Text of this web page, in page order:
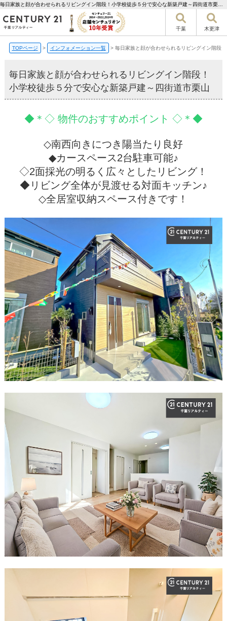
千葉 木更津
TOPページ > インフォメーション一覧 > 毎日家族と顔が合わせられるリビングイン階段
毎日家族と顔が合わせられるリビングイン階段！
小学校徒歩５分で安心な新築戸建～四街道市栗山
◆＊◇ 物件のおすすめポイント ◇＊◆
◇南西向きにつき陽当たり良好
◆カースペース2台駐車可能♪
◇2面採光の明るく広々としたリビング！
◆リビング全体が見渡せる対面キッチン♪
◇全居室収納スペース付きです！